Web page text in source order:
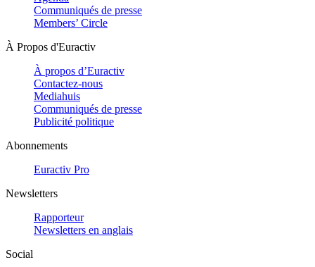
Communiqués de presse
Members’ Circle
À Propos d'Euractiv
À propos d’Euractiv
Contactez-nous
Mediahuis
Communiqués de presse
Publicité politique
Abonnements
Euractiv Pro
Newsletters
Rapporteur
Newsletters en anglais
Social